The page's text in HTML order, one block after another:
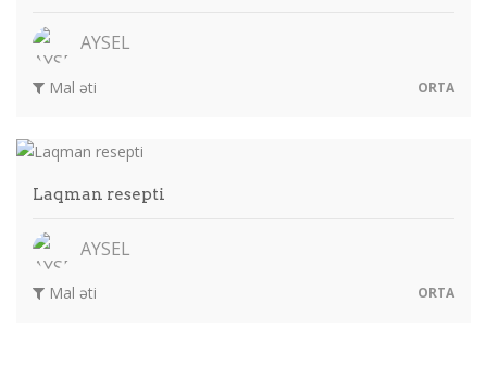
AYSEL
Mal əti ORTA
Laqman resepti
AYSEL
Mal əti ORTA